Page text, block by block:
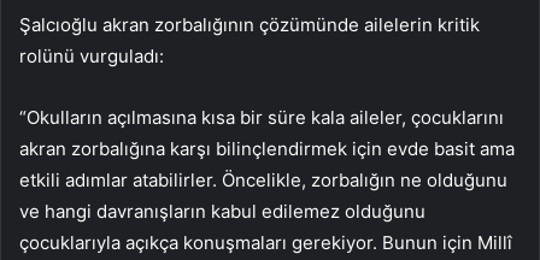
Şalcıoğlu akran zorbalığının çözümünde ailelerin kritik
rolünü vurguladı:
“Okulların açılmasına kısa bir süre kala aileler, çocuklarını
akran zorbalığına karşı bilinçlendirmek için evde basit ama
etkili adımlar atabilirler. Öncelikle, zorbalığın ne olduğunu
ve hangi davranışların kabul edilemez olduğunu
çocuklarıyla açıkça konuşmaları gerekiyor. Bunun için Millî